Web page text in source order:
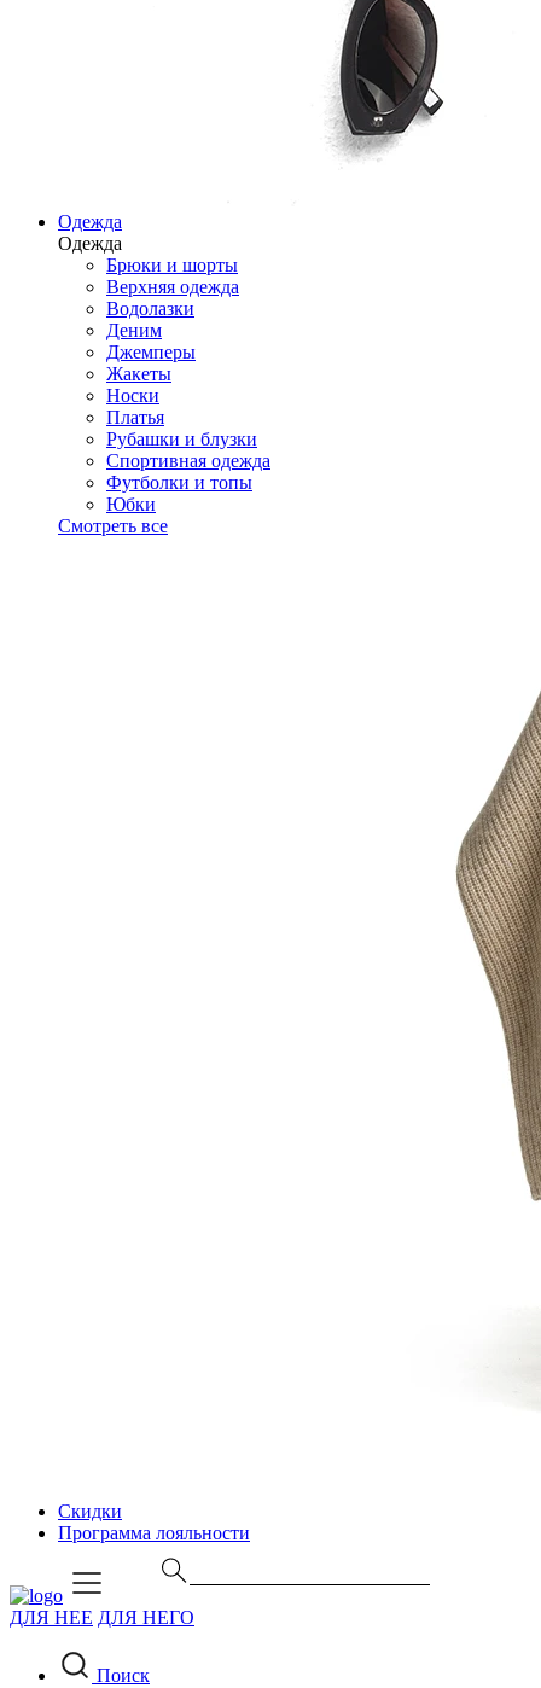
Одежда
Одежда
Брюки и шорты
Верхняя одежда
Водолазки
Деним
Джемперы
Жакеты
Носки
Платья
Рубашки и блузки
Спортивная одежда
Футболки и топы
Юбки
Смотреть все
Скидки
Программа лояльности
ДЛЯ НЕЕ ДЛЯ НЕГО
Поиск